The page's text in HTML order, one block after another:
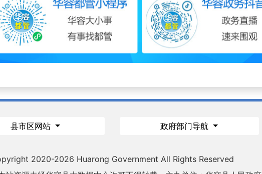
县市区网站 政府部门导航
2020-2026 Huarong Government All Rights Reserved